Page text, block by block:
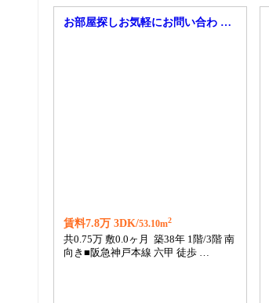
お部屋探しお気軽にお問い合わ …
賃料7.8万 3DK/53.10m2
共0.75万 敷0.0ヶ月 築38年 1階/3階 南
向き■阪急神戸本線 六甲 徒歩 …